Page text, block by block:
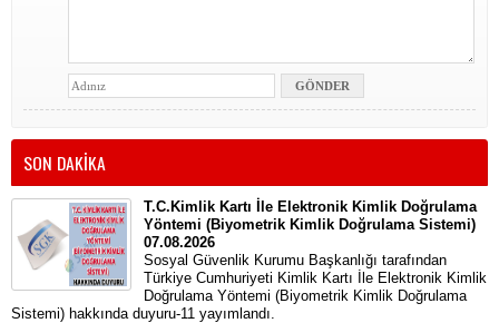
SON DAKİKA
T.C.Kimlik Kartı İle Elektronik Kimlik Doğrulama
Yöntemi (Biyometrik Kimlik Doğrulama Sistemi)
07.08.2026
Sosyal Güvenlik Kurumu Başkanlığı tarafından
Türkiye Cumhuriyeti Kimlik Kartı İle Elektronik Kimlik
Doğrulama Yöntemi (Biyometrik Kimlik Doğrulama
Sistemi) hakkında duyuru-11 yayımlandı.